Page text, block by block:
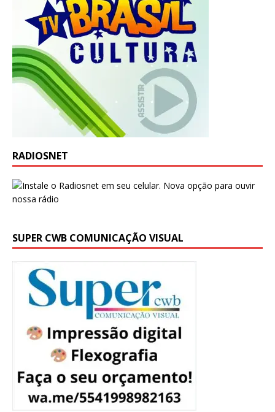
RADIOSNET
SUPER CWB COMUNICAÇÃO VISUAL